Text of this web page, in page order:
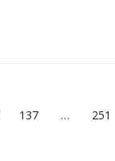
137 … 251